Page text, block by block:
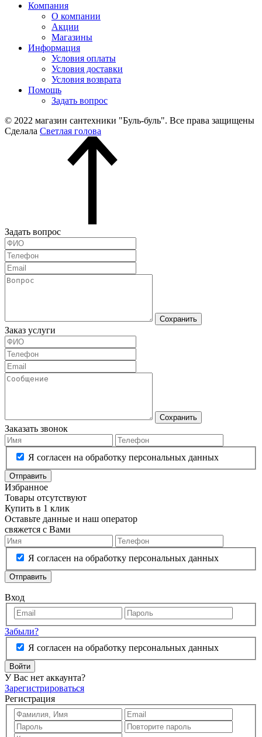
Компания
О компании
Акции
Магазины
Информация
Условия оплаты
Условия доставки
Условия возврата
Помощь
Задать вопрос
© 2022 магазин сантехники "Буль-буль". Все права защищены
Сделала Светлая голова
Задать вопрос
Сохранить
Заказ услуги
Сохранить
Заказать звонок
Я согласен на обработку персональных данных
Отправить
Избранное
Товары отсутствуют
Купить в 1 клик
Оставьте данные и наш оператор
свяжется с Вами
Я согласен на обработку персональных данных
Отправить
Вход
Забыли?
Я согласен на обработку персональных данных
Войти
У Вас нет аккаунта?
Зарегистрироваться
Регистрация